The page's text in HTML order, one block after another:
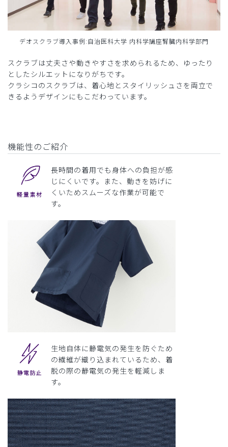
デオスクラブ導入事例:自治医科大学 内科学講座腎臓内科学部門
スクラブは丈夫さや動きやすさを求められるため、ゆったり
としたシルエットになりがちです。
クラシコのスクラブは、着心地とスタイリッシュさを両立で
きるようデザインにもこだわっています。
機能性のご紹介
長時間の着用でも身体への負担が感
じにくいです。また、動きを妨げに
くいためスムーズな作業が可能で
す。
生地自体に静電気の発生を防ぐため
の繊維が織り込まれているため、着
脱の際の静電気の発生を軽減しま
す。